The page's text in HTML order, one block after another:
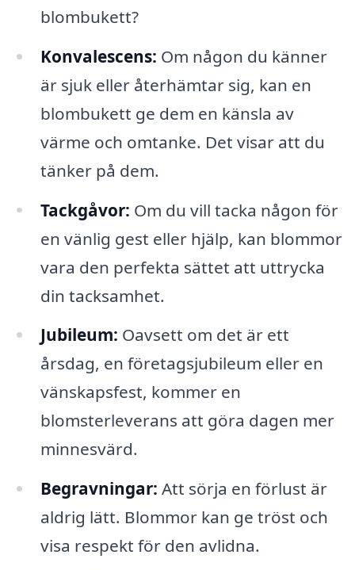
blombukett?
Konvalescens: Om någon du känner
är sjuk eller återhämtar sig, kan en
blombukett ge dem en känsla av
värme och omtanke. Det visar att du
tänker på dem.
Tackgåvor: Om du vill tacka någon för
en vänlig gest eller hjälp, kan blommor
vara den perfekta sättet att uttrycka
din tacksamhet.
Jubileum: Oavsett om det är ett
årsdag, en företagsjubileum eller en
vänskapsfest, kommer en
blomsterleverans att göra dagen mer
minnesvärd.
Begravningar: Att sörja en förlust är
aldrig lätt. Blommor kan ge tröst och
visa respekt för den avlidna.